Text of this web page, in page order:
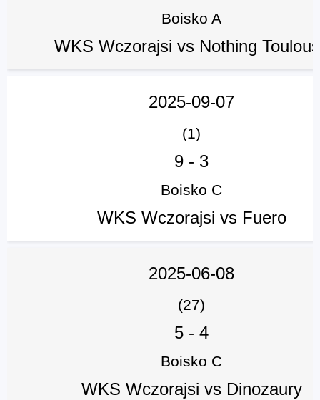
Boisko A
WKS Wczorajsi vs Nothing
2025-09-07
(1)
9 - 3
Boisko C
WKS Wczorajsi vs Fuero
2025-06-08
(27)
5 - 4
Boisko C
WKS Wczorajsi vs Dinozaury